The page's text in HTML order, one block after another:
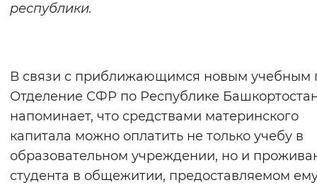
Воспроизвести Остановить
Вернуть стандартные настройки
республики.
В связи с приближающимся новым учебным
Отделение СФР по Республике
напоминает, что средствами материнского
капитала можно оплатить не только учебу в
образовательном учреждении, но и
студента в общежитии, предоставляемом